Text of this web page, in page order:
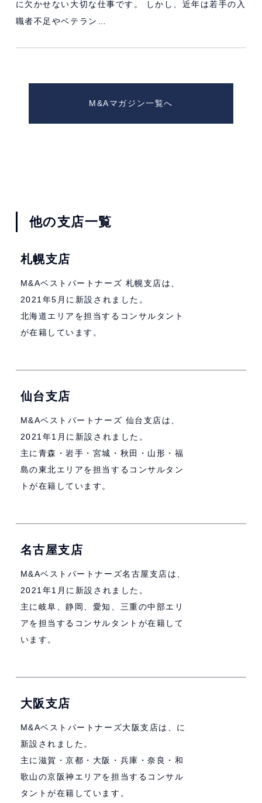
に欠かせない大切な仕事です。 しかし、近年は若手の入
職者不足やベテラン…
M&Aマガジン一覧へ
他の支店一覧
札幌支店
M&Aベストパートナーズ 札幌支店は、
2021年5月に新設されました。
北海道エリアを担当するコンサルタント
が在籍しています。
仙台支店
M&Aベストパートナーズ 仙台支店は、
2021年1月に新設されました。
主に青森・岩手・宮城・秋田・山形・福
島の東北エリアを担当するコンサルタン
トが在籍しています。
名古屋支店
M&Aベストパートナーズ名古屋支店は、
2021年1月に新設されました。
主に岐阜、静岡、愛知、三重の中部エリ
アを担当するコンサルタントが在籍して
います。
大阪支店
M&Aベストパートナーズ大阪支店は、に
新設されました。
主に滋賀・京都・大阪・兵庫・奈良・和
歌山の京阪神エリアを担当するコンサル
タントが在籍しています。